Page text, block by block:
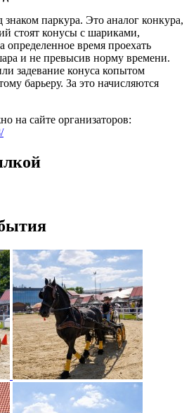
паркура. Это аналог конкура,
стоят конусы с шариками,
определенное время проехать
и не превысив норму времени.
задевание конуса копытом
барьеру. За это начисляются
на сайте организаторов: